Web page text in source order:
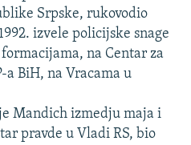
Srpske, rukovodio
izvele policijske snage
na Centar za
a BiH, na Vracama u
Mandich izmedju maja i
pravde u Vladi RS, bio